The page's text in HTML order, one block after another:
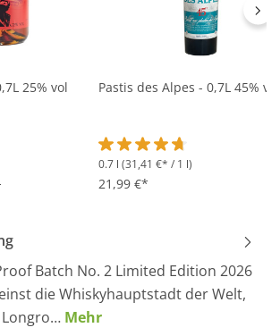
25% vol
von 4.5 von 5 Sternen
Pastis des Alpes - 0,7L 45% vol
Durchschnittliche
0.7 l (31,41 €* / 1 l)
21,99 €*
Batch No. 2 Limited Edition 2026
die Whiskyhauptstadt der Welt,
Mehr